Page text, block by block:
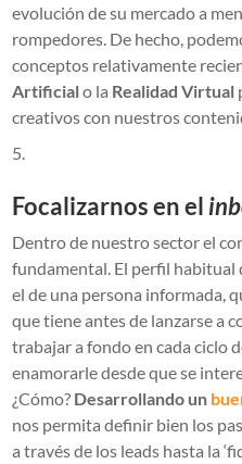
evolución de su mercado a
rompedores. De hecho,
conceptos relativamente
Artificialo la Realidad Virtual
creativos con nuestros
Focalizarnos en el
Dentro de nuestro sector el
fundamental. El perfil habitual
el de una persona informada,
que tiene antes de lanzarse a
trabajar a fondo en cada ciclo
enamorarle desde que se
¿Cómo? Desarrollando un
nos permita definir bien los
a través de los leads hasta la